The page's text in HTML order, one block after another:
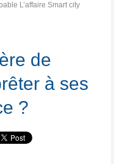
L’affaire Smart city
de
à ses
?